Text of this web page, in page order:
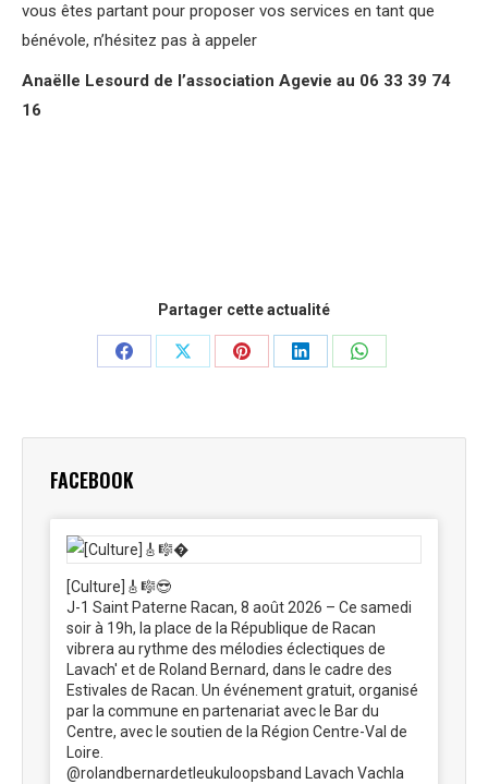
vous êtes partant pour proposer vos services en tant que
bénévole, n’hésitez pas à appeler
Anaëlle Lesourd de l’association Agevie au 06 33 39 74
16
Partager cette actualité
PartagerPartagerPartagerPartagerPartager
FACEBOOK
[Culture]🎸🎼😎
J-1 Saint Paterne Racan, 8 août 2026 – Ce samedi
soir à 19h, la place de la République de Racan
vibrera au rythme des mélodies éclectiques de
Lavach' et de Roland Bernard, dans le cadre des
Estivales de Racan. Un événement gratuit, organisé
par la commune en partenariat avec le Bar du
Centre, avec le soutien de la Région Centre-Val de
Loire.
@rolandbernardetleukuloopsband Lavach Vachla